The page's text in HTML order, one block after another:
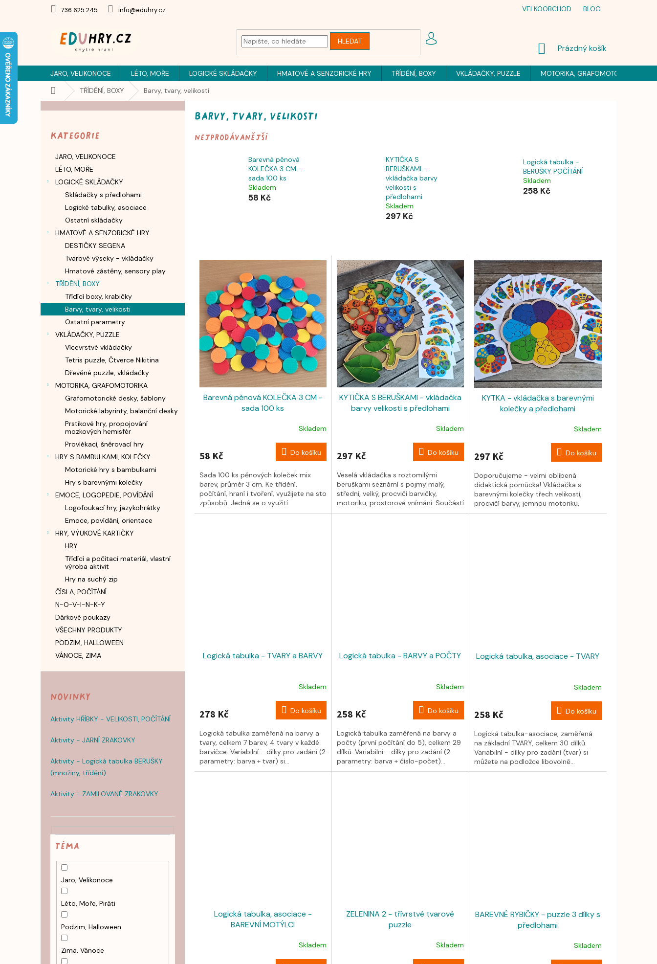
736 625 245 info@eduhry.cz VELKOOBCHOD BLOG
HLEDAT
NÁKUPNÍ
Prázdný košík
JARO, VELIKONOCE LÉTO, MOŘE LOGICKÉ SKLÁDAČKY HMATOVÉ A SENZORICKÉ HRY TŘÍDĚNÍ, BOXY VKLÁDAČKY, PUZZLE MOTORIKA, GRAFOMOTORIKA
Domů
TŘÍDĚNÍ, BOXY Barvy, tvary, velikosti
kategorie
Kategorie
JARO, VELIKONOCE
LÉTO, MOŘE
LOGICKÉ SKLÁDAČKY
Skládačky s předlohami
Logické tabulky, asociace
Ostatní skládačky
HMATOVÉ A SENZORICKÉ HRY
DESTIČKY SEGENA
Tvarové výseky - vkládačky
Hmatové zástěny, sensory play
TŘÍDĚNÍ, BOXY
Třídící boxy, krabičky
Barvy, tvary, velikosti
Ostatní parametry
VKLÁDAČKY, PUZZLE
Vícevrstvé vkládačky
Tetris puzzle, Čtverce Nikitina
Dřevěné puzzle, vkládačky
MOTORIKA, GRAFOMOTORIKA
Grafomotorické desky, šablony
Motorické labyrinty, balanční desky
Prstíkové hry, propojování
mozkových hemisfér
Provlékací, šněrovací hry
HRY S BAMBULKAMI, KOLEČKY
Motorické hry s bambulkami
Hry s barevnými kolečky
EMOCE, LOGOPEDIE, POVÍDÁNÍ
Logofoukací hry, jazykohrátky
Emoce, povídání, orientace
HRY, VÝUKOVÉ KARTIČKY
HRY
Třídící a počítací materiál, vlastní
výroba aktivit
Hry na suchý zip
ČÍSLA, POČÍTÁNÍ
N-O-V-I-N-K-Y
Dárkové poukazy
VŠECHNY PRODUKTY
PODZIM, HALLOWEEN
VÁNOCE, ZIMA
Novinky
Aktivity HŘÍBKY - VELIKOSTI, POČÍTÁNÍ
Aktivity - JARNÍ ZRAKOVKY
Aktivity - Logická tabulka BERUŠKY
(množiny, třídění)
Aktivity - ZAMILOVANÉ ZRAKOVKY
TÉMA
Jaro, Velikonoce
Léto, Moře, Piráti
Podzim, Halloween
Zima, Vánoce
Barvy, tvary, velikosti
Nejprodávanější
Barevná pěnová
KOLEČKA 3 CM -
sada 100 ks
Skladem
58 Kč
KYTIČKA S
BERUŠKAMI -
vkládačka barvy
velikosti s
předlohami
Skladem
297 Kč
Logická tabulka -
BERUŠKY POČÍTÁNÍ
Skladem
258 Kč
Barevná pěnová KOLEČKA 3 CM -
sada 100 ks
Skladem
58 Kč Do košíku
Sada 100 ks pěnových koleček mix
barev, průměr 3 cm. Ke třídění,
počítání, hraní i tvoření, využijete na sto
způsobů. Jedná se o využití
zbytkového...
KYTIČKA S BERUŠKAMI - vkládačka
barvy velikosti s předlohami
Skladem
297 Kč Do košíku
Veselá vkládačka s roztomilými
beruškami seznámí s pojmy malý,
střední, velký, procvičí barvičky,
motoriku, prostorové vnímání. Součástí
je také 12...
KYTKA - vkládačka s barevnými
kolečky a předlohami
Skladem
297 Kč Do košíku
Doporučujeme - velmi oblíbená
didaktická pomůcka! Vkládačka s
barevnými kolečky třech velikostí,
procvičí barvy, jemnou motoriku,
prostorové...
Logická tabulka - TVARY a BARVY
Skladem
278 Kč Do košíku
Logická tabulka zaměřená na barvy a
tvary, celkem 7 barev, 4 tvary v každé
barvičce. Variabilní - dílky pro zadání (2
parametry: barva + tvar) si...
Logická tabulka - BARVY a POČTY
Skladem
258 Kč Do košíku
Logická tabulka zaměřená na barvy a
počty (první počítání do 5), celkem 29
dílků. Variabilní - dílky pro zadání (2
parametry: barva + číslo-počet)...
Logická tabulka, asociace - TVARY
Skladem
258 Kč Do košíku
Logická tabulka-asociace, zaměřená
na základní TVARY, celkem 30 dílků.
Variabilní - dílky pro zadání (tvar) si
můžete na podložce libovolně...
Logická tabulka, asociace -
BAREVNÍ MOTÝLCI
Skladem
ZELENINA 2 - třívrstvé tvarové
puzzle
Skladem
BAREVNÉ RYBIČKY - puzzle 3 dílky s
předlohami
Skladem